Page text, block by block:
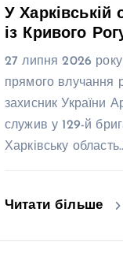
У Харківській
із Кривого
27 липня 2026
прямого влучання
захисник України
служив у 129-й
Харківську
Читати більше